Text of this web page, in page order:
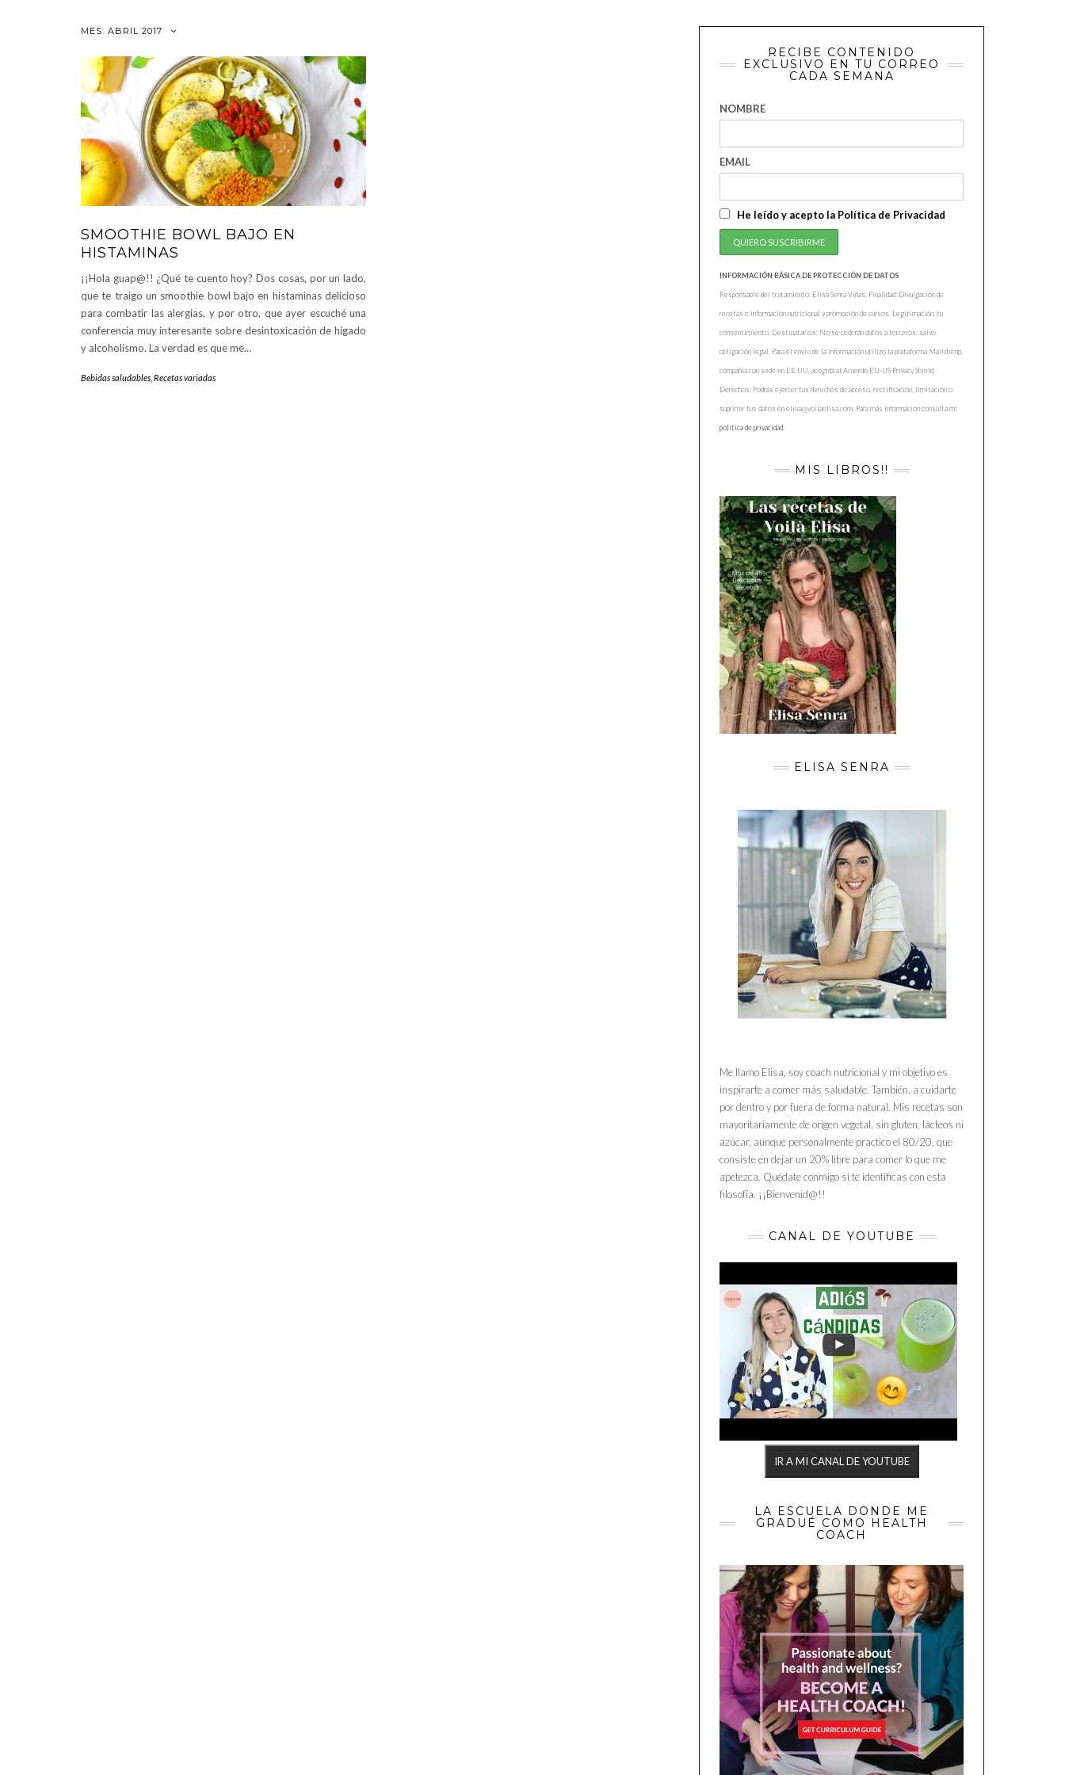
MES: ABRIL 2017
SMOOTHIE BOWL BAJO EN
HISTAMINAS
¡¡Hola guap@!! ¿Qué te cuento hoy? Dos cosas, por un lado,
que te traigo un smoothie bowl bajo en histaminas delicioso
para combatir las alergias, y por otro, que ayer escuché una
conferencia muy interesante sobre desintoxicación de hígado
y alcoholismo. La verdad es que me…
Bebidas saludables Recetas variadas
RECIBE CONTENIDO
EXCLUSIVO EN TU CORREO
CADA SEMANA
NOMBRE
EMAIL
He leído y acepto la Política de Privacidad
INFORMACIÓN BÁSICA DE PROTECCIÓN DE DATOS
Responsable del tratamiento: Elisa Senra Viñas. Finalidad: Divulgación de
recetas e información nutricional y promoción de cursos. Legitimación: tu
consentimiento. Destinatarios: No se cederán datos a terceros, salvo
obligación legal. Para el envío de la información utilizo la plataforma Mailchimp,
compañía con sede en EE.UU. acogida al Acuerdo EU-US Privacy Shield.
Derechos: Podrás ejercer tus derechos de acceso, rectificación, limitación o
suprimir tus datos en elisa@voilaelisa.com. Para más información consulta mi
política de privacidad.
MIS LIBROS!!
ELISA SENRA
Me llamo Elisa, soy coach nutricional y mi objetivo es
inspirarte a comer más saludable. También, a cuidarte
por dentro y por fuera de forma natural. Mis recetas son
mayoritariamente de origen vegetal, sin gluten, lácteos ni
azúcar, aunque personalmente practico el 80/20, que
consiste en dejar un 20% libre para comer lo que me
apetezca. Quédate conmigo si te identificas con esta
filosofía. ¡¡Bienvenid@!!
CANAL DE YOUTUBE
IR A MI CANAL DE YOUTUBE
LA ESCUELA DONDE ME
GRADUÉ COMO HEALTH
COACH